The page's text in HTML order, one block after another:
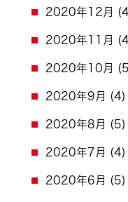
2020年12月
2020年11月
2020年10月
2020年9月 (4)
2020年8月 (5)
2020年7月 (4)
2020年6月 (5)